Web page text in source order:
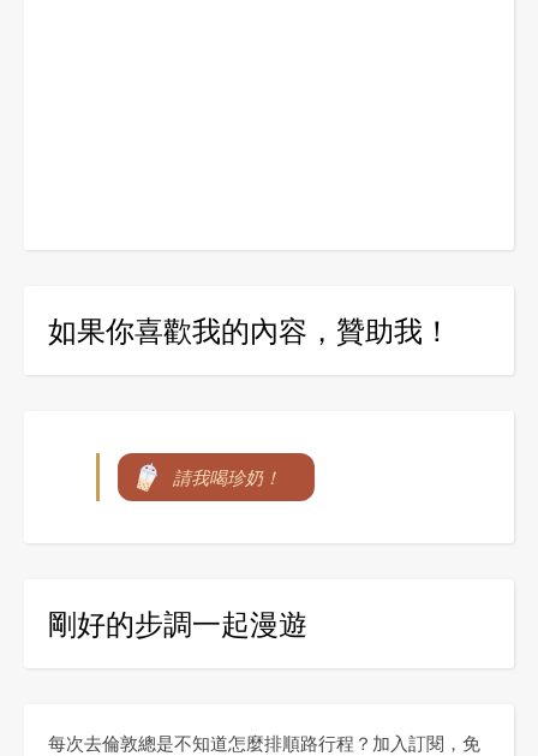
如果你喜歡我的內容，贊助我！
請我喝珍奶！
剛好的步調一起漫遊
每次去倫敦總是不知道怎麼排順路行程？加入訂閱，免